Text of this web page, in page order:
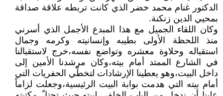
الدكتور غنام محمد خضر الذي كانت تربطه علاقة صداقة
بمحيي الدين زنكنة.
وكان اللقاء الجميل مع هذا المبدع الأجمل الذي أسرني
منذ اللحظة الأولى بطيبه وإنسانيته وكرمه وجمال
استقباله وحلاوة معشره وتواضع نفسه،خرج لاستقبالنا
في الشارع الممتد أمام بيته،وكان مرشدنا الأمين إلى
داخل البيت،وهو يعطينا الإرشادات لتخطّي الحفريات التي
أمام بيته التي هدمت بوابة البيت الرئيسية،وجعلت لزاماً